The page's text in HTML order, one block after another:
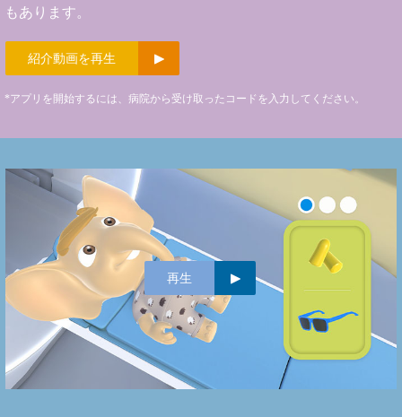
もあります。
紹介動画を再生
*アプリを開始するには、病院から受け取ったコードを入力してください。
再生